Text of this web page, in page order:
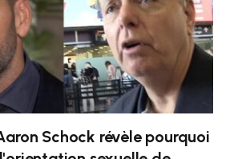
Schock révèle pourquoi